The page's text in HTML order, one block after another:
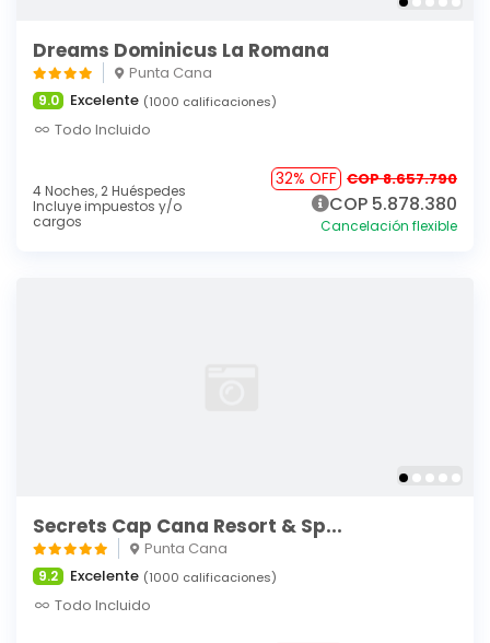
Dreams Dominicus La Romana
Punta Cana
9.0 Excelente (1000 calificaciones)
Todo Incluido
4 Noches, 2 Huéspedes
Incluye impuestos y/o
cargos
32% OFF COP 8.657.790
COP 5.878.380
Cancelación flexible
Secrets Cap Cana Resort & Sp...
Punta Cana
9.2 Excelente (1000 calificaciones)
Todo Incluido